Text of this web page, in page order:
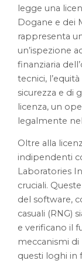
legge una
Dogane e dei
rappresenta
un’ispezione
finanziaria
tecnici,
sicurezza e di
licenza, un
legalmente
Oltre alla
indipendenti
Laboratories
cruciali.
del software,
casuali (RNG)
e verificano il
meccanismi di
questi loghi in